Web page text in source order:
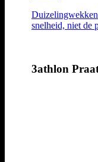
snelheid, niet de
3athlon